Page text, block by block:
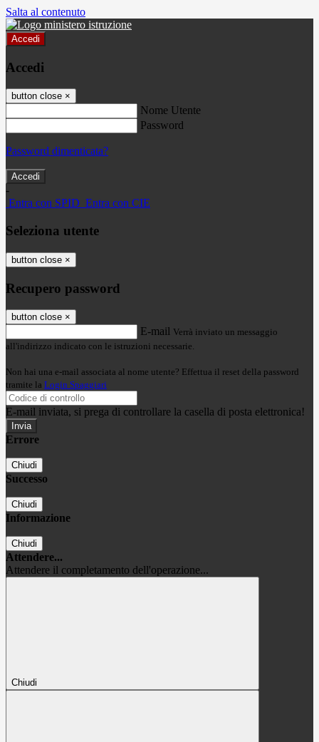
Salta al contenuto
Accedi
Accedi
button close ×
Nome Utente
Password
Password dimenticata?
-
Entra con SPID Entra con CIE
Seleziona utente
button close ×
Recupero password
button close ×
E-mail Verrà inviato un messaggio
all'indirizzo indicato con le istruzioni necessarie.
Non hai una e-mail associata al nome utente? Effettua il reset della password
tramite la Login Spaggiari
E-mail inviata, si prega di controllare la casella di posta elettronica!
Errore
Chiudi
Successo
Chiudi
Informazione
Chiudi
Attendere...
Attendere il completamento dell'operazione...
Chiudi